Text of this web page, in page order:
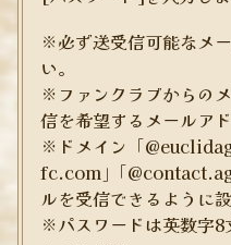
※必ず送受信可能なメ
い。
※ファンクラブからの
信を希望するメールア
※ドメイン「
fc.com｣「
ルを受信できるように
※パスワードは英数字8